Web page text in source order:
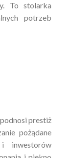
To stolarka
potrzeb
prestiż
pożądane
inwestorów